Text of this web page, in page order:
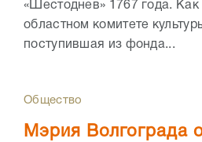
«Шестоднев» 1767 года. Как
областном комитете
поступившая из фонда...
Общество
Мэрия Волгограда